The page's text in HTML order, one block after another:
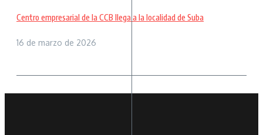
Centro empresarial de la CCB llega a la localidad de Suba
16 de marzo de 2026